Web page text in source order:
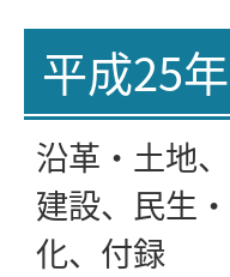
平成25
沿革・土地
建設、民生
化、付録